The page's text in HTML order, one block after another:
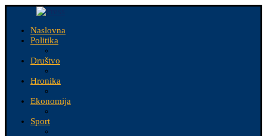
Naslovna
Politika
Društvo
Hronika
Ekonomija
Sport